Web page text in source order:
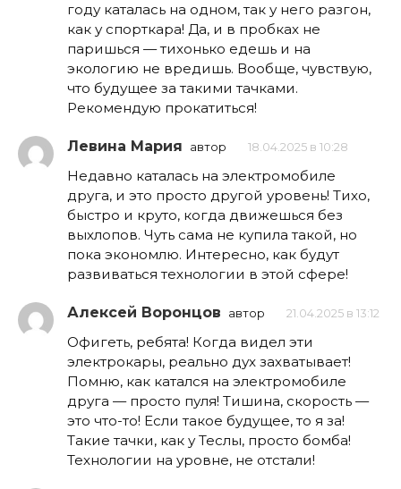
году каталась на одном, так у него разгон,
как у спорткара! Да, и в пробках не
паришься — тихонько едешь и на
экологию не вредишь. Вообще, чувствую,
что будущее за такими тачками.
Рекомендую прокатиться!
Левина Мария автор 18.04.2025 в 10:28
Недавно каталась на электромобиле
друга, и это просто другой уровень! Тихо,
быстро и круто, когда движешься без
выхлопов. Чуть сама не купила такой, но
пока экономлю. Интересно, как будут
развиваться технологии в этой сфере!
Алексей Воронцов автор 21.04.2025 в 13:12
Офигеть, ребята! Когда видел эти
электрокары, реально дух захватывает!
Помню, как катался на электромобиле
друга — просто пуля! Тишина, скорость —
это что-то! Если такое будущее, то я за!
Такие тачки, как у Теслы, просто бомба!
Технологии на уровне, не отстали!